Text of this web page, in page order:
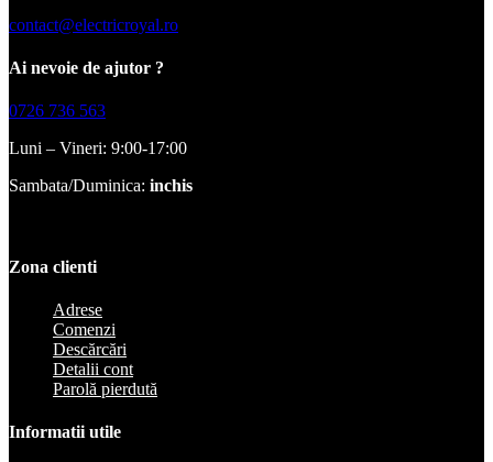
contact@electricroyal.ro
Ai nevoie de ajutor ?
0726 736 563
Luni – Vineri: 9:00-17:00
Sambata/Duminica: inchis
Zona clienti
Adrese
Comenzi
Descărcări
Detalii cont
Parolă pierdută
Informatii utile